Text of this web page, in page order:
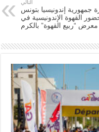
التالي
جمهورية إندونيسيا بتونس
القهوة الإندونيسية في
معرض “ربيع القهوة” بالكرم